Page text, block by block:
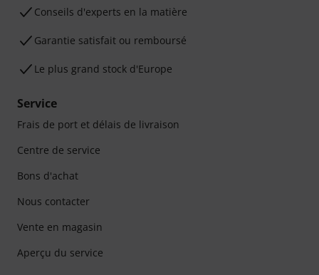
Conseils d'experts en la matière
Garantie satisfait ou remboursé
Le plus grand stock d'Europe
Service
Frais de port et délais de livraison
Centre de service
Bons d'achat
Nous contacter
Vente en magasin
Aperçu du service